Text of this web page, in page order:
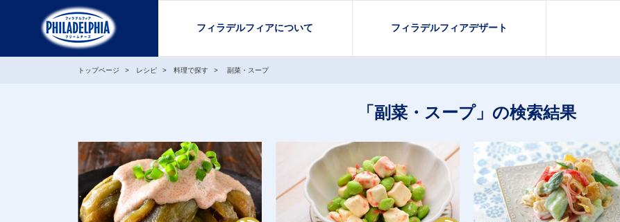
フィラデルフィアについて フィラデルフィアデザート
トップページ レシピ 料理で探す 副菜・スープ
「副菜・スープ」の検索結果